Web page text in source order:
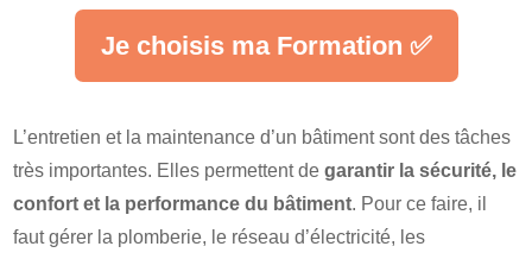
Je choisis ma Formation ✅
L’entretien et la maintenance d’un bâtiment sont des tâches
très importantes. Elles permettent degarantir la sécurité, le
confort et la performance du bâtiment. Pour ce faire, il
faut gérer la plomberie, le réseau d’électricité, les